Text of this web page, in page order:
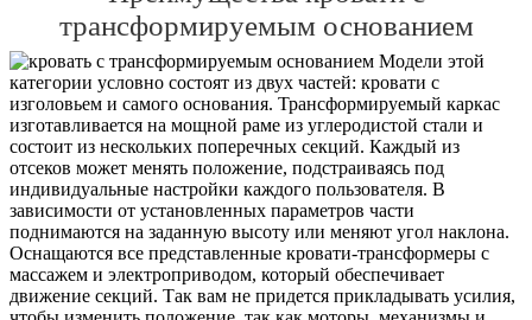
трансформируемым основанием
Модели этой
категории условно состоят из двух частей: кровати с
изголовьем и самого основания. Трансформируемый каркас
изготавливается на мощной раме из углеродистой стали и
состоит из нескольких поперечных секций. Каждый из
отсеков может менять положение, подстраиваясь под
индивидуальные настройки каждого пользователя. В
зависимости от установленных параметров части
поднимаются на заданную высоту или меняют угол наклона.
Оснащаются все представленные кровати-трансформеры с
массажем и электроприводом, который обеспечивает
движение секций. Так вам не придется прикладывать усилия,